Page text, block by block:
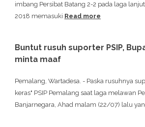
imbang Persibat Batang 2-2 pada laga
2018 memasuki Read more
Buntut rusuh suporter PSIP,
minta maaf
Pemalang, Wartadesa. - Paska rusuhnya
keras" PSIP Pemalang saat laga melawan
Banjarnegara, Ahad malam (22/07) lalu